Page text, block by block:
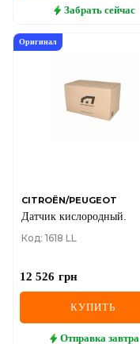
Забрать сейчас
Оригинал
CITROËN/PEUGEOT
Датчик кислородный.
Код: 1618 LL
12 526 грн
КУПИТЬ
Отправка завтра